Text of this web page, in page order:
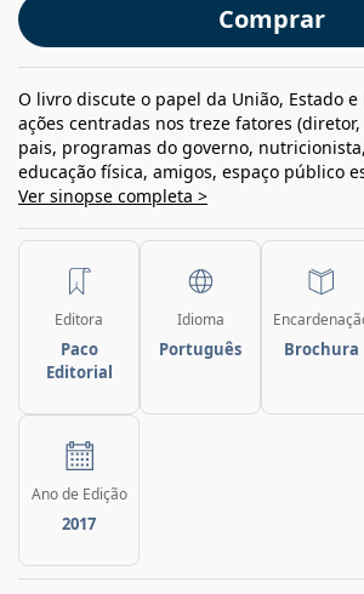
Comprar
O livro discute o papel da União, Estado
ações centradas nos treze fatores
pais, programas do governo,
educação física, amigos, espaço público
Ver sinopse completa >
Editora
Paco
Editorial
Idioma
Português Brochura
Ano de Edição
2017